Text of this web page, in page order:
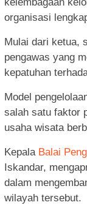
kelembagaan
organisasi
Mulai dari ketua,
pengawas yang
kepatuhan
Model
salah satu faktor
usaha wisata
Kepala Balai
Iskandar,
dalam
wilayah tersebut.